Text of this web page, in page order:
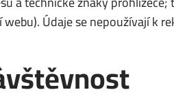
Údaje se nepoužívají k